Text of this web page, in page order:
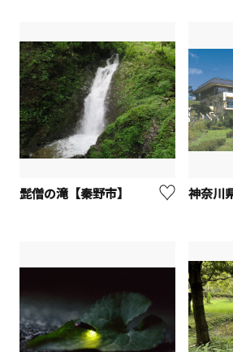
髭僧の滝【秦野市】